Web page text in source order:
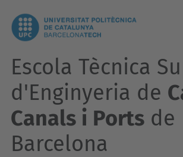
Escola Tècnica
d'Enginyeria de
Canals i Ports de
Barcelona